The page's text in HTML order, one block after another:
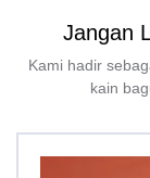
Jangan
Kami hadir
kain